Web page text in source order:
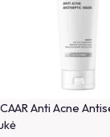
Anti Acne